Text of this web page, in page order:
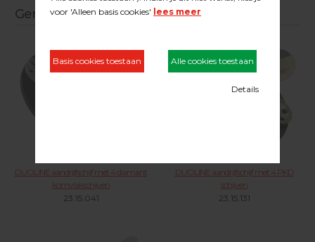
Gerelateerde producten
DUOLINE aandrijfschijf met 4 diamant
komvlakschijven
23.15.041
DUOLINE aandrijfschijf met 4 PKD
schijven
23.15.131